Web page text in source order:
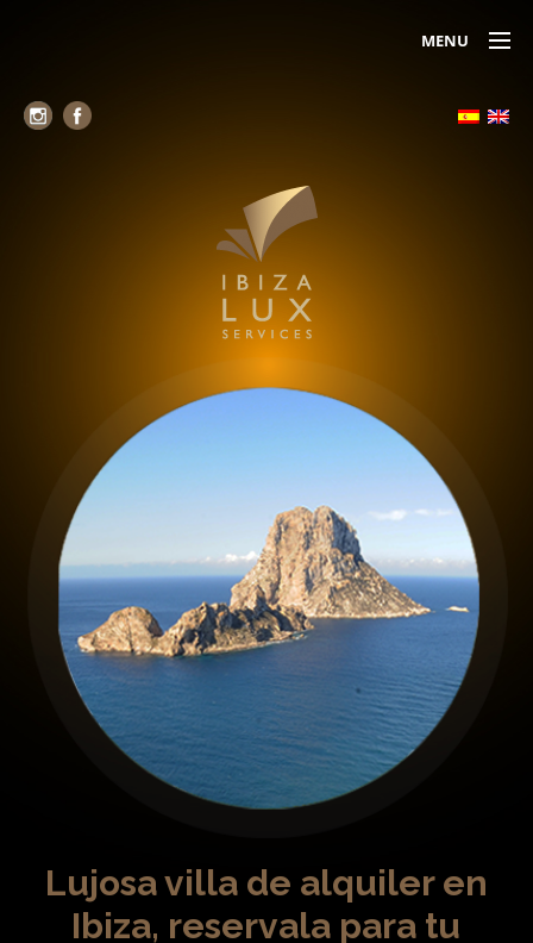
MENU
Alojamiento
Belleza y relax
Reservas de mesas VIP
Chefs y Catering
Guía acompañante
Servicios especiales
Quiénes Somos
Propietarios
Contacto
Lujosa villa de alquiler en
Ibiza, reservala para tu